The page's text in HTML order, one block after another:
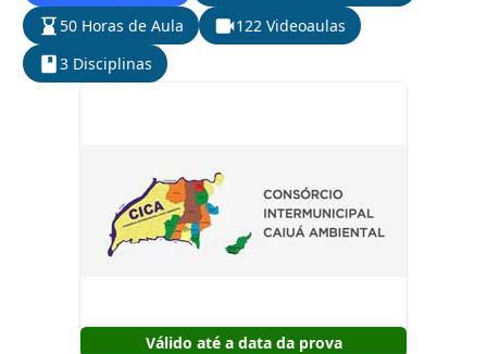
50 Horas de Aula
122 Videoaulas
3 Disciplinas
Válido até a data da prova